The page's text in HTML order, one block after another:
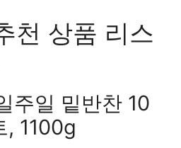
천 상품 리스
주일 밑반찬 10
, 1100g